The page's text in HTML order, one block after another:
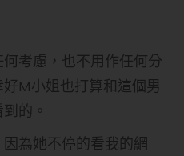
考慮，也不用作任何分
M小姐也打算和這個男
的。
為她不停的看我的網